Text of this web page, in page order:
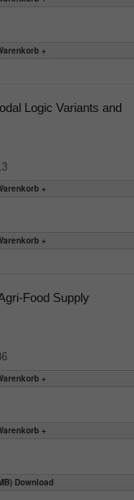
Logic Variants and
Food Supply
Download